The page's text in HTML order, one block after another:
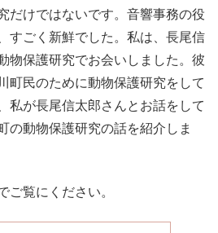
だけではないです。音響事務の役
すごく新鮮でした。私は、長尾信
物保護研究でお会いしました。彼
町民のために動物保護研究をして
私が長尾信太郎さんとお話をして
の動物保護研究の話を紹介しま
ご覧にください。